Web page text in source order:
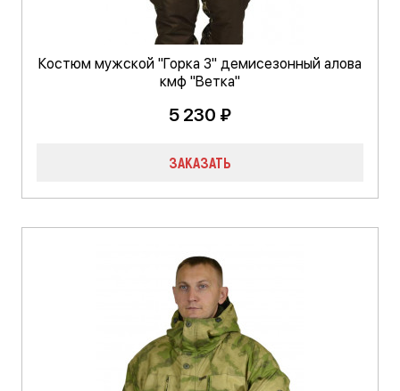
Костюм мужской "Горка 3" демисезонный алова
кмф "Ветка"
5 230 ₽
ЗАКАЗАТЬ